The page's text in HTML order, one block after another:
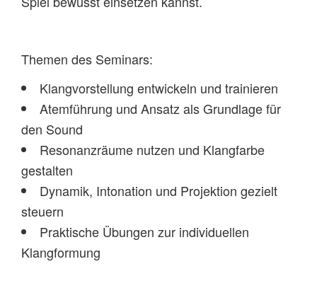
Themen des Seminars:
Klangvorstellung entwickeln und trainieren
Atemführung und Ansatz als Grundlage für
den Sound
Resonanzräume nutzen und Klangfarbe
gestalten
Dynamik, Intonation und Projektion gezielt
steuern
Praktische Übungen zur individuellen
Klangformung